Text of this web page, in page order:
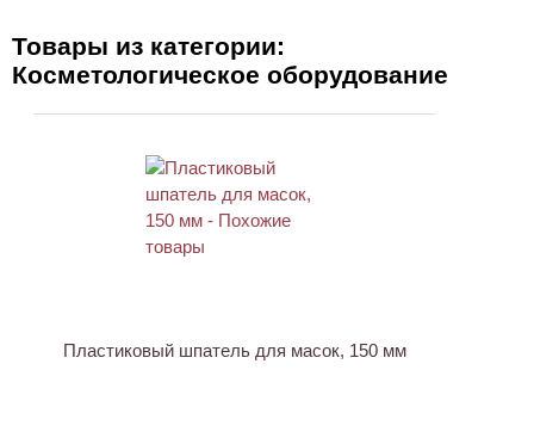
Товары из категории:
Косметологическое оборудование
Пластиковый шпатель для масок, 150 мм